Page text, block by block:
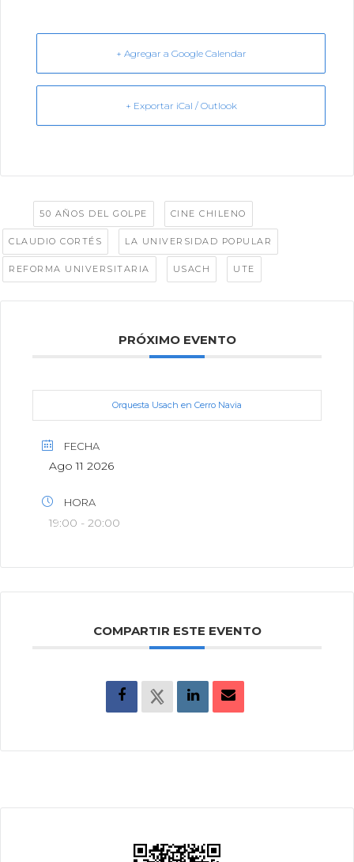
+ Agregar a Google Calendar
+ Exportar iCal / Outlook
50 AÑOS DEL GOLPE CINE CHILENO
CLAUDIO CORTÉS LA UNIVERSIDAD POPULAR
REFORMA UNIVERSITARIA USACH UTE
PRÓXIMO EVENTO
Orquesta Usach en Cerro Navia
FECHA
Ago 11 2026
HORA
19:00 - 20:00
COMPARTIR ESTE EVENTO